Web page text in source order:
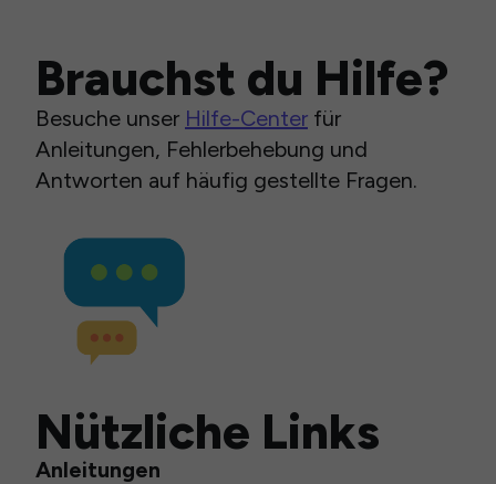
Brauchst du Hilfe?
Besuche unser Hilfe-Center für
Anleitungen, Fehlerbehebung und
Antworten auf häufig gestellte Fragen.
Nützliche Links
Anleitungen